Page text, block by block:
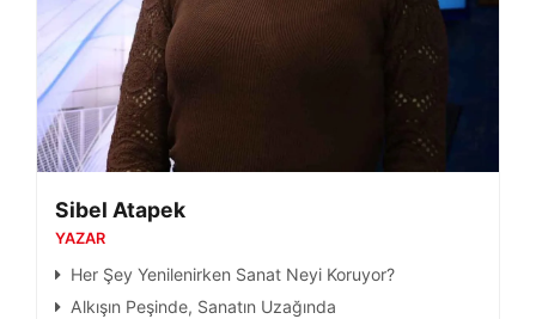
Sibel Atapek
YAZAR
Her Şey Yenilenirken Sanat Neyi Koruyor?
Alkışın Peşinde, Sanatın Uzağında